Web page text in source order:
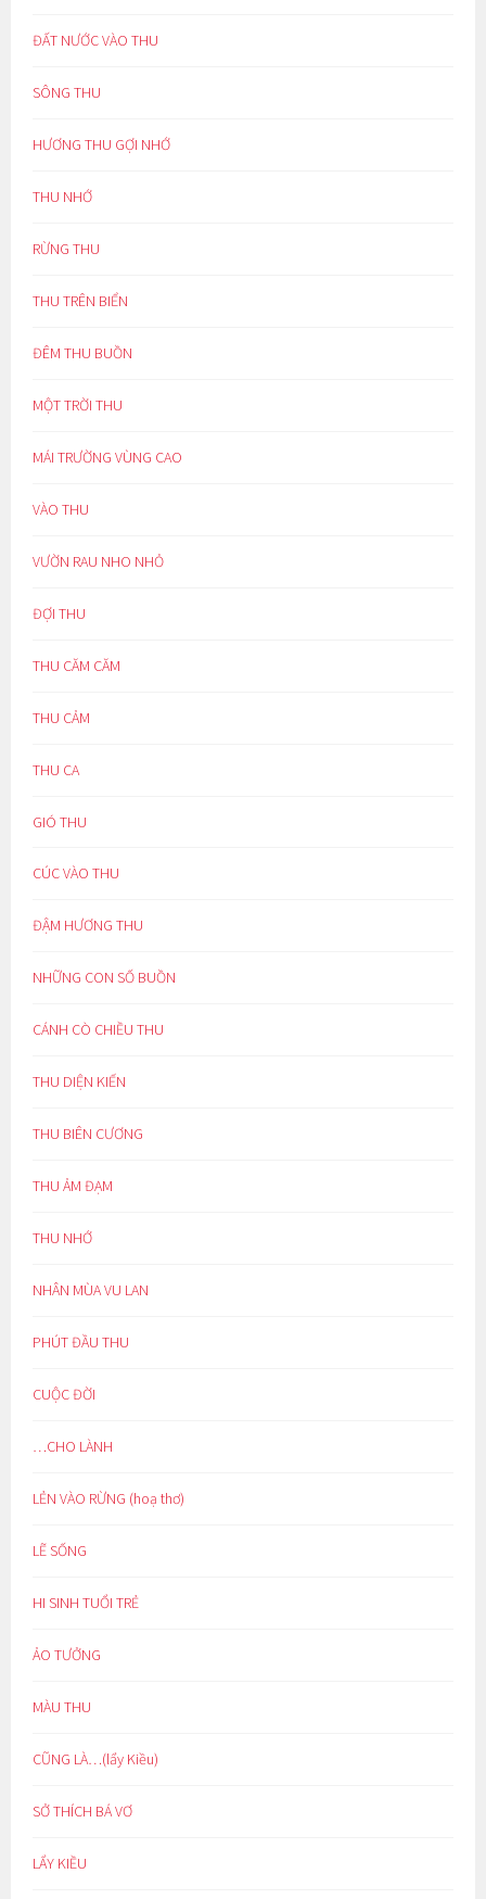
ĐẤT NƯỚC VÀO THU
SÔNG THU
HƯƠNG THU GỢI NHỚ
THU NHỚ
RỪNG THU
THU TRÊN BIỂN
ĐÊM THU BUỒN
MỘT TRỜI THU
MÁI TRƯỜNG VÙNG CAO
VÀO THU
VƯỜN RAU NHO NHỎ
ĐỢI THU
THU CĂM CĂM
THU CẢM
THU CA
GIÓ THU
CÚC VÀO THU
ĐẬM HƯƠNG THU
NHỮNG CON SỐ BUỒN
CÁNH CÒ CHIỀU THU
THU DIỆN KIẾN
THU BIÊN CƯƠNG
THU ẢM ĐẠM
THU NHỚ
NHÂN MÙA VU LAN
PHÚT ĐẦU THU
CUỘC ĐỜI
…CHO LÀNH
LẺN VÀO RỪNG (hoạ thơ)
LẼ SỐNG
HI SINH TUỔI TRẺ
ẢO TƯỞNG
MÀU THU
CŨNG LÀ…(lẩy Kiều)
SỞ THÍCH BÁ VƠ
LẨY KIỀU